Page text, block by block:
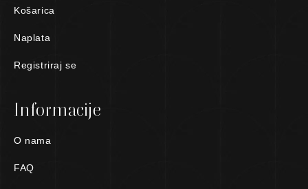
Košarica
Naplata
Registriraj se
Informacije
O nama
FAQ